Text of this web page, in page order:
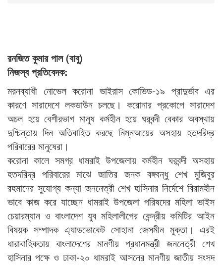
রনজিত কুমার পাল (বাবু)
নিজস্ব প্রতিবেদক:
মরনব্যাধী নোভেল করোনা ভাইরাস কোভিড-১৯ প্রাদুর্ভাব এর
কারণে সারাদেশে লকডাউন চলছে। করোনার প্রকোপে সারাদেশ
অচল হয়ে বেশীরভাগ মানুষ কর্মহীন হয়ে ঘরবন্দী বেকার অবস্থায়
দুশ্চিন্তায় দিন অতিবাহিত করছে নিম্নআয়ের অসহায় হতদরিদ্র
পরিবারের মানুষেরা।
করোনা কালে সমগ্র ধামরাই উপজেলায় কর্মহীন ঘরবন্দী অসহায়
হতদরিদ্র পরিবারের মাঝে জাতির জনক বঙ্গবন্ধু শেখ মুজিবুর
রহমানের সুযোগ্য কন্যা জননেত্রী শেখ হাসিনার নির্দেশে বিরামহীন
ভাবে কাজ করে যাচ্ছেন ধামরাই উপজেলা পরিষদের মহিলা ভাইস
চেয়ারম্যান ও বাংলাদেশ যুব মহিলালীগের কেন্দ্রীয় কমিটির আইন
বিষয়ক সম্পাদক এ্যাডভোকেট সোহানা জেসমীন মুক্তা। এরই
ধারাবাহিকতায় বাংলাদেশের মানণীয় প্রধানমন্ত্রী জননেত্রী শেখ
হাসিনার পক্ষে ও ঢাকা-২০ ধামরাই আসনের মানণীয় জাতীয় সংসদ